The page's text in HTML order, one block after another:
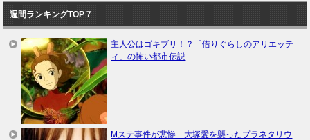
週間ランキングTOP７
主人公はゴキブリ！？「借りぐらしのアリエッテ
ィ」の怖い都市伝説
Mステ事件が悲惨…大塚愛を襲ったプラネタリウ